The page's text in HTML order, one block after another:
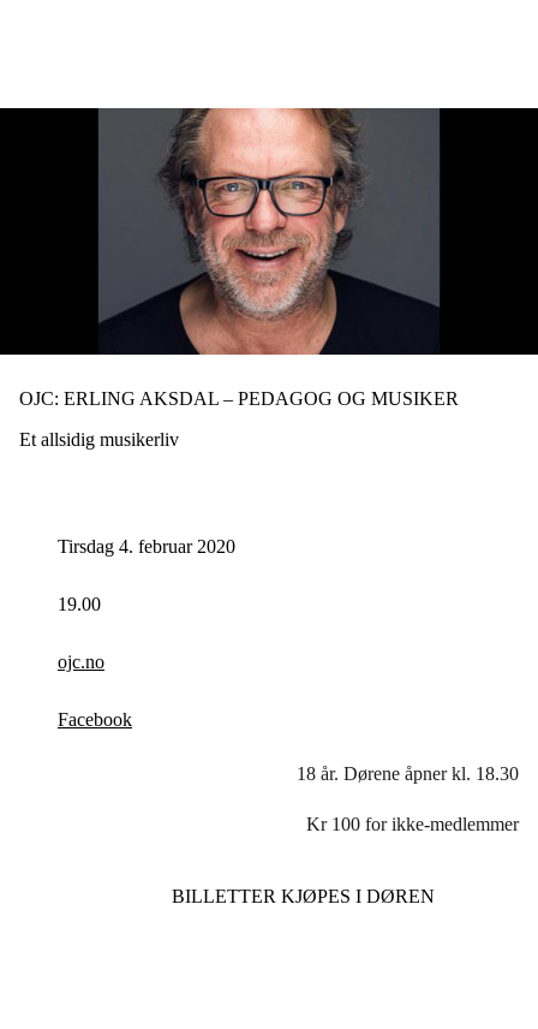
OJC: ERLING AKSDAL – PEDAGOG OG MUSIKER
Et allsidig musikerliv
Tirsdag 4. februar 2020
19.00
ojc.no
Facebook
18 år. Dørene åpner kl. 18.30
Kr 100 for ikke-medlemmer
BILLETTER KJØPES I DØREN